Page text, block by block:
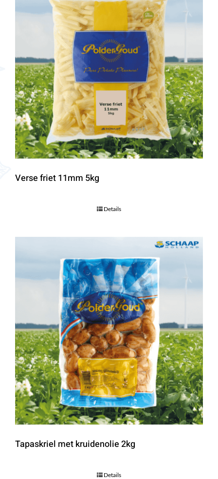
Verse friet 11mm 5kg
Details
Tapaskriel met kruidenolie 2kg
Details